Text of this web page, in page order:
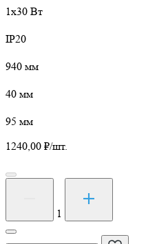
1х30 Вт
IP20
940 мм
40 мм
95 мм
1240,00 ₽/шт.
Количество
товара
Облучатель
бактерицидный
1